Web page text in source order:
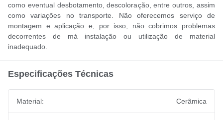
como eventual desbotamento, descoloração, entre outros, assim
como variações no transporte. Não oferecemos serviço de
montagem e aplicação e, por isso, não cobrimos problemas
decorrentes de má instalação ou utilização de material
inadequado.
Especificações Técnicas
Material: Cerâmica